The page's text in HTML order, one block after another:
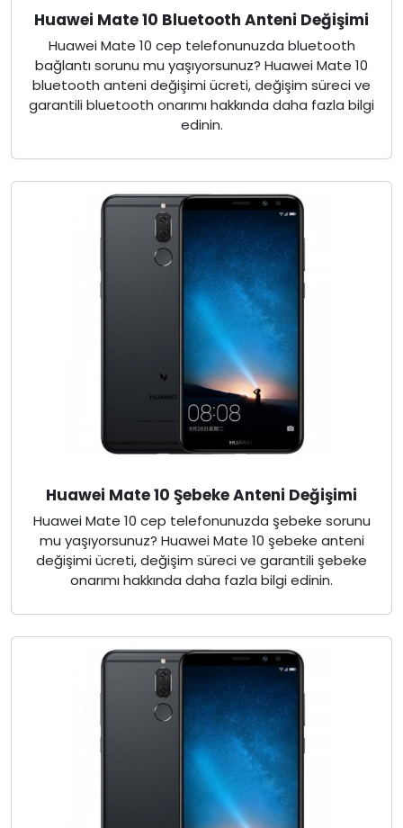
Huawei Mate 10 Bluetooth Anteni Değişimi
Huawei Mate 10 cep telefonunuzda bluetooth
bağlantı sorunu mu yaşıyorsunuz? Huawei Mate 10
bluetooth anteni değişimi ücreti, değişim süreci ve
garantili bluetooth onarımı hakkında daha fazla bilgi
edinin.
Huawei Mate 10 Şebeke Anteni Değişimi
Huawei Mate 10 cep telefonunuzda şebeke sorunu
mu yaşıyorsunuz? Huawei Mate 10 şebeke anteni
değişimi ücreti, değişim süreci ve garantili şebeke
onarımı hakkında daha fazla bilgi edinin.